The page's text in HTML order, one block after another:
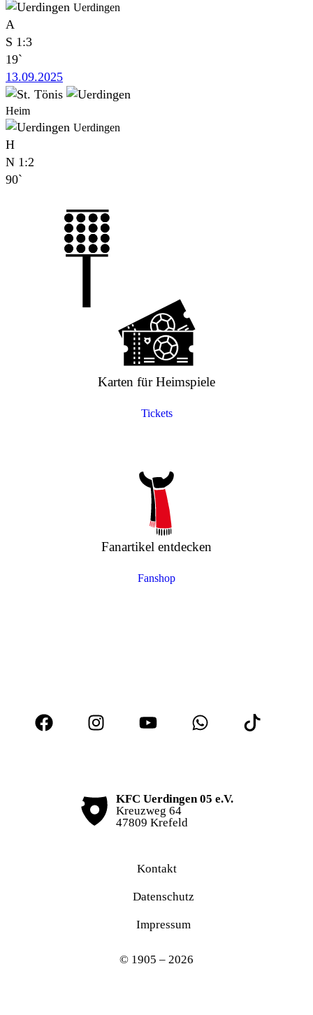
Uerdingen
A
S 1:3
19`
13.09.2025
Heim
Uerdingen
H
N 1:2
90`
Karten für Heimspiele
Tickets
Fanartikel entdecken
Fanshop
KFC Uerdingen 05 e.V.
Kreuzweg 64
47809 Krefeld
Kontakt
Datenschutz
Impressum
© 1905 – 2026